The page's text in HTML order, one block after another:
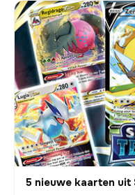
5 nieuwe kaarten uit